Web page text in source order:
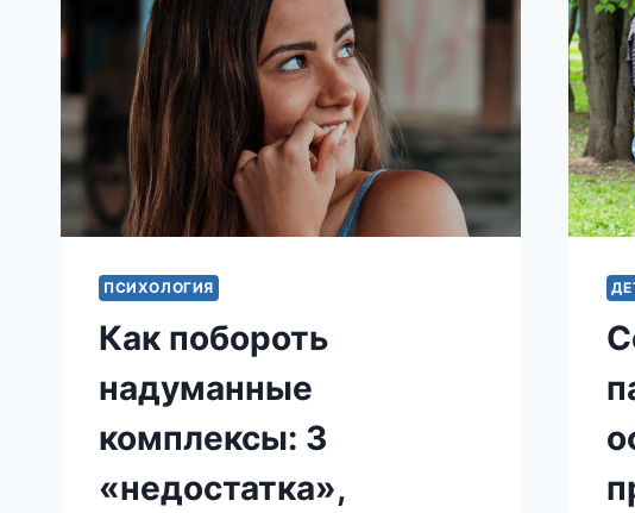
ПСИХОЛОГИЯ
Как побороть
надуманные
комплексы: 3
«недостатка»,